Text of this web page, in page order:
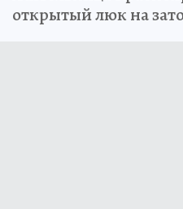
открытый люк на